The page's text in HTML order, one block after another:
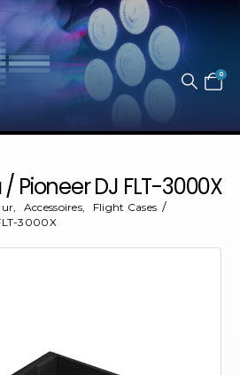
0
Pioneer DJ FLT-3000X
, Accessoires,
Flight Cases
3000X